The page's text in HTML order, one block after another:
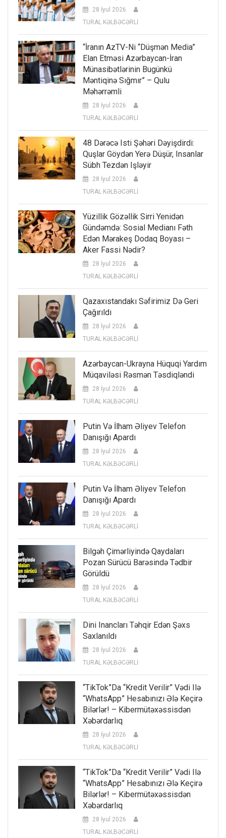
28 İyul 2026
TURAL KƏLBƏCƏRLİ
“İranın AzTV-Ni “düşmən Media”
Elan Etməsi Azərbaycan-İran
Münasibətlərinin Bugünkü
Məntiqinə Sığmır” – Qulu
Məhərrəmli
28 İyul 2026
TURAL KƏLBƏCƏRLİ
48 Dərəcə Isti Şəhəri Dəyişdirdi:
Quşlar Göydən Yerə Düşür, Insanlar
Sübh Tezdən Işləyir
28 İyul 2026
TURAL KƏLBƏCƏRLİ
Yüzillik Gözəllik Sirri Yenidən
Gündəmdə: Sosial Medianı Fəth
Edən Mərakeş Dodaq Boyası –
Aker Fassi Nədir?
28 İyul 2026
TURAL KƏLBƏCƏRLİ
Qazaxıstandakı Səfirimiz Də Geri
Çağırıldı
28 İyul 2026
TURAL KƏLBƏCƏRLİ
Azərbaycan-Ukrayna Hüquqi Yardım
Müqaviləsi Rəsmən Təsdiqləndi
28 İyul 2026
TURAL KƏLBƏCƏRLİ
Putin Və İlham Əliyev Telefon
Danışığı Apardı
28 İyul 2026
TURAL KƏLBƏCƏRLİ
Putin Və İlham Əliyev Telefon
Danışığı Apardı
28 İyul 2026
TURAL KƏLBƏCƏRLİ
Bilgəh Çimərliyində Qaydaları
Pozan Sürücü Barəsində Tədbir
Görüldü
28 İyul 2026
TURAL KƏLBƏCƏRLİ
Dini Inancları Təhqir Edən Şəxs
Saxlanıldı
28 İyul 2026
TURAL KƏLBƏCƏRLİ
“TikTok”da “kredit Verilir” Vədi Ilə
“WhatsApp” Hesabınızı Ələ Keçirə
Bilərlər! – Kibermütəxəssisdən
Xəbərdarlıq
28 İyul 2026
TURAL KƏLBƏCƏRLİ
“TikTok”da “kredit Verilir” Vədi Ilə
“WhatsApp” Hesabınızı Ələ Keçirə
Bilərlər! – Kibermütəxəssisdən
Xəbərdarlıq
28 İyul 2026
TURAL KƏLBƏCƏRLİ